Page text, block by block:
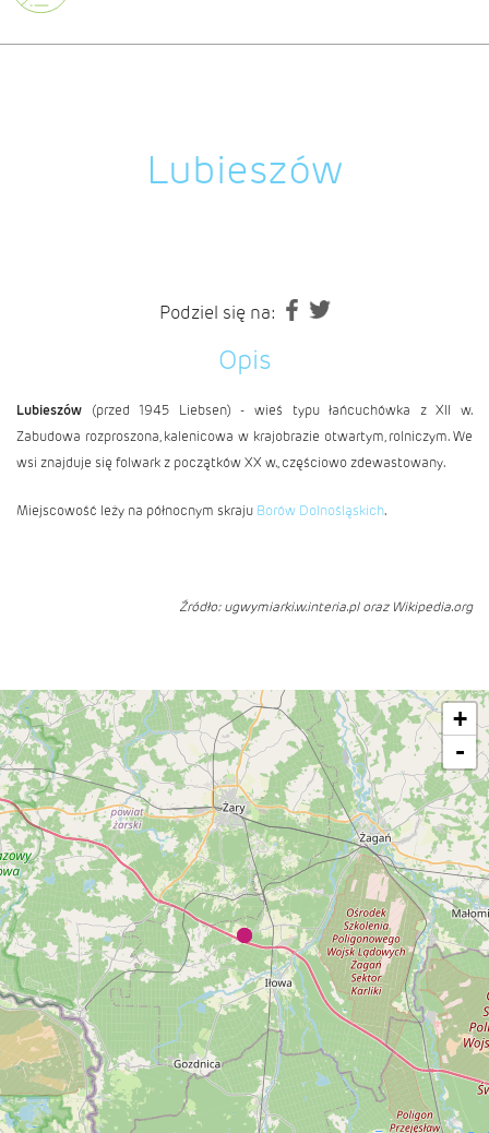
Lubieszów
Podziel się na:
Opis
Lubieszów (przed 1945 Liebsen) - wieś typu łańcuchówka z XII w.
Zabudowa rozproszona, kalenicowa w krajobrazie otwartym, rolniczym. We
wsi znajduje się folwark z początków XX w., częściowo zdewastowany.
Miejscowość leży na północnym skraju Borów Dolnośląskich.
Źródło: ugwymiarki.w.interia.pl oraz Wikipedia.org
+
-